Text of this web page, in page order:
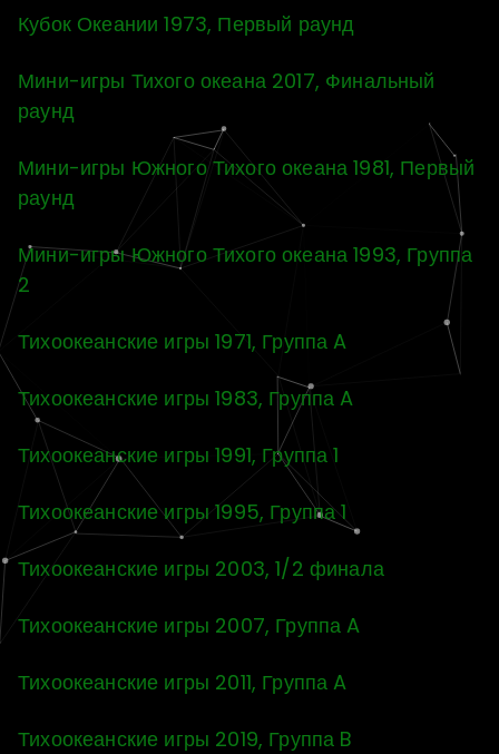
Кубок Океании 1973, Первый раунд
Мини-игры Тихого океана 2017, Финальный
раунд
Мини-игры Южного Тихого океана 1981, Первый
раунд
Мини-игры Южного Тихого океана 1993, Группа
2
Тихоокеанские игры 1971, Группа A
Тихоокеанские игры 1983, Группа A
Тихоокеанские игры 1991, Группа 1
Тихоокеанские игры 1995, Группа 1
Тихоокеанские игры 2003, 1/2 финала
Тихоокеанские игры 2007, Группа A
Тихоокеанские игры 2011, Группа A
Тихоокеанские игры 2019, Группа B